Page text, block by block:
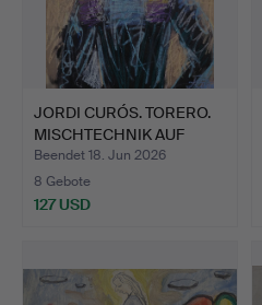
JORDI CURÓS. TORERO.
MISCHTECHNIK AUF
PAPI…
Beendet 18. Jun 2026
8 Gebote
127 USD